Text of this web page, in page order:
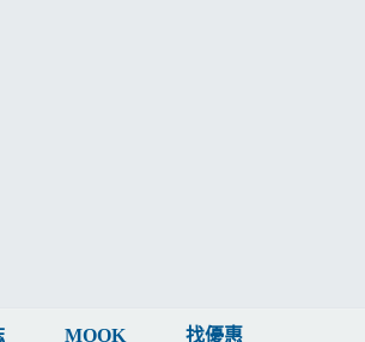
MOOK 找優惠